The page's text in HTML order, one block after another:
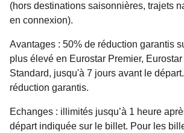
(hors destinations saisonnières, trajets
en connexion).
Avantages : 50% de réduction garantis
plus élevé en Eurostar Premier,
Standard, jusqu'à 7 jours avant le
réduction garantis.
Echanges : illimités jusqu’à 1 heure
départ indiquée sur le billet. Pour les